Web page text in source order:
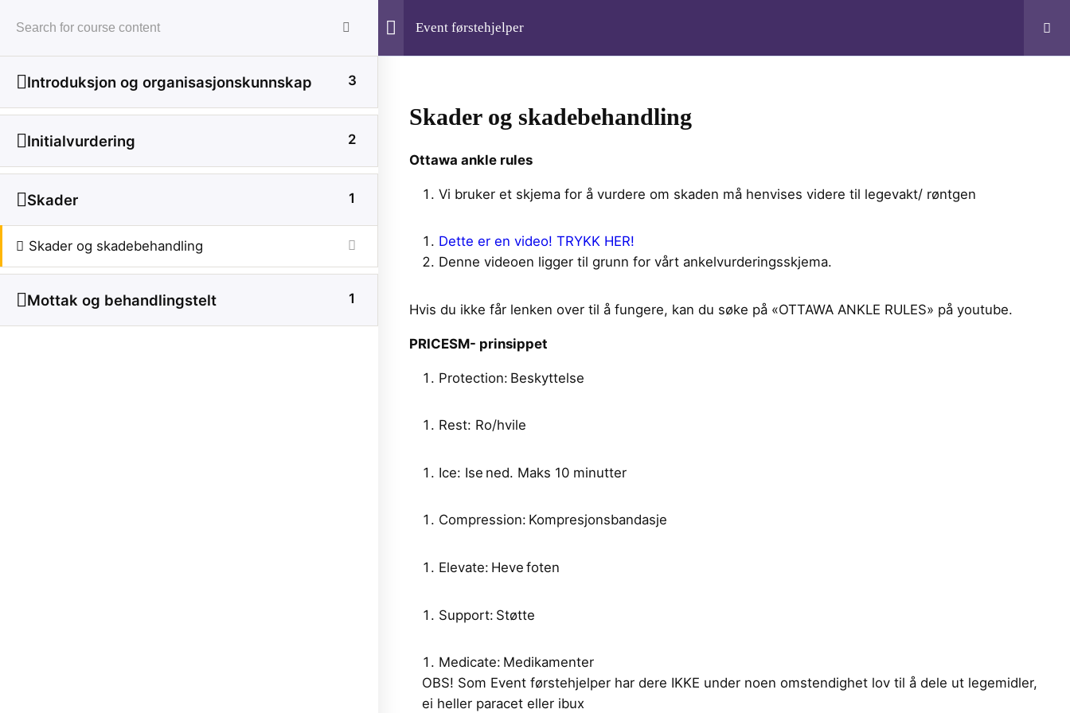
Home Event Førstehjelper
Event førstehjelper
Introduksjon og organisasjonskunnskap 3
Initialvurdering 2
Skader 1
Skader og skadebehandling
Mottak og behandlingstelt 1
Skader og skadebehandling
Ottawa ankle rules
Vi bruker et skjema for å vurdere om skaden må henvises videre til legevakt/ røntgen
Dette er en video! TRYKK HER!
Denne videoen ligger til grunn for vårt ankelvurderingsskjema.
Hvis du ikke får lenken over til å fungere, kan du søke på «OTTAWA ANKLE RULES» på youtube.
PRICESM- prinsippet
Protection: Beskyttelse​
Rest: Ro/hvile​
Ice: Ise ned. Maks 10 minutter
Compression: Kompresjonsbandasje​
Elevate: Heve foten​
Support: Støtte​
Medicate: Medikamenter
OBS! Som Event førstehjelper har dere IKKE under noen omstendighet lov til å dele ut legemidler,
ei heller paracet eller ibux
Kursing Ansatte
Profil